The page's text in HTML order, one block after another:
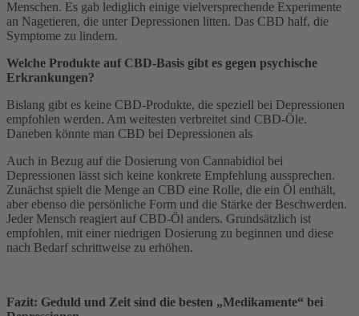
Menschen. Es gab lediglich einige vielversprechende Experimente
an Nagetieren, die unter Depressionen litten. Das CBD half, die
Symptome zu lindern.
Welche Produkte auf CBD-Basis gibt es gegen psychische
Erkrankungen?
Bislang gibt es keine CBD-Produkte, die speziell bei Depressionen
empfohlen werden. Am weitesten verbreitet sind CBD-Öle.
Daneben könnte man CBD bei Depressionen als
Auch in Bezug auf die Dosierung von Cannabidiol bei
Depressionen lässt sich keine konkrete Empfehlung aussprechen.
Zunächst spielt die Menge an CBD eine Rolle, die ein Öl enthält,
aber ebenso die persönliche Form und die Stärke der Beschwerden.
Jeder Mensch reagiert auf CBD-Öl anders. Grundsätzlich ist
empfohlen, mit einer niedrigen Dosierung zu beginnen und diese
nach Bedarf schrittweise zu erhöhen.
Fazit: Geduld und Zeit sind die besten „Medikamente“ bei